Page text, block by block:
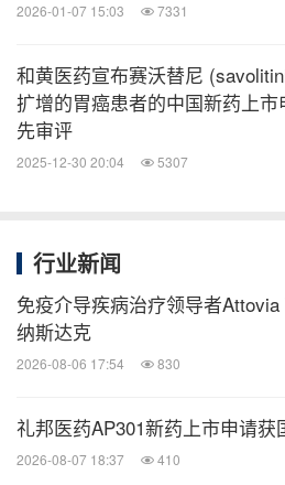
何问答会议，以及武田药品工
就本新闻稿相关内容进行讨论
头资料。本新闻稿（包括任何
任何要约、邀请或征集，或在
何投票或批准之一部分。不得
任何股票或其他证券。除非根
法》及其修订进行登记或由此
者提供的进一步资讯）仅用于
用途（并非用于评估任何投资
2026-01-07 15:03 7331
和黄医药宣布赛沃替尼
扩增的胃癌患者的中国新药上
先审评
2025-12-30 20:04 5307
行业新闻
免疫介导疾病治疗领导者
纳斯达克
2026-08-06 17:54 830
礼邦医药AP301新药上市申请获
2026-08-07 18:37 410